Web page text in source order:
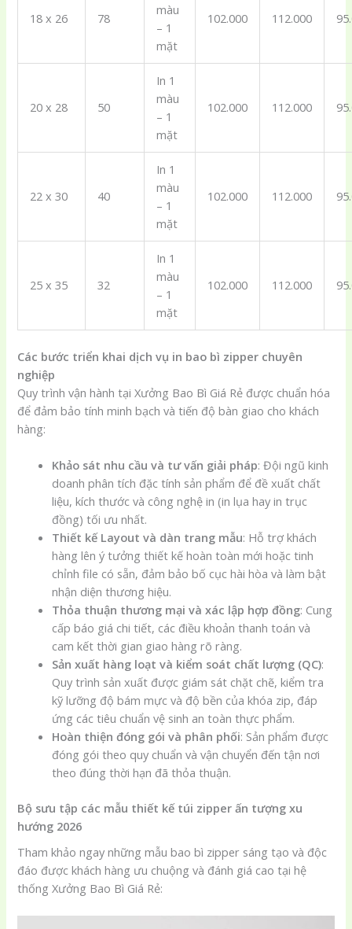
18 x 26 78
màu
– 1
mặt
102.000 112.000
20 x 28 50
In 1
màu
– 1
mặt
102.000 112.000
22 x 30 40
In 1
màu
– 1
mặt
102.000 112.000
25 x 35 32
In 1
màu
– 1
mặt
102.000 112.000
Các bước triển khai dịch vụ in bao bì zipper chuyên
nghiệp
Quy trình vận hành tại Xưởng Bao Bì Giá Rẻ được chuẩn hóa
để đảm bảo tính minh bạch và tiến độ bàn giao cho khách
hàng:
Khảo sát nhu cầu và tư vấn giải pháp: Đội ngũ kinh
doanh phân tích đặc tính sản phẩm để đề xuất chất
liệu, kích thước và công nghệ in (in lụa hay in trục
đồng) tối ưu nhất.
Thiết kế Layout và dàn trang mẫu: Hỗ trợ khách
hàng lên ý tưởng thiết kế hoàn toàn mới hoặc tinh
chỉnh file có sẵn, đảm bảo bố cục hài hòa và làm bật
nhận diện thương hiệu.
Thỏa thuận thương mại và xác lập hợp đồng: Cung
cấp báo giá chi tiết, các điều khoản thanh toán và
cam kết thời gian giao hàng rõ ràng.
Sản xuất hàng loạt và kiểm soát chất lượng (QC):
Quy trình sản xuất được giám sát chặt chẽ, kiểm tra
kỹ lưỡng độ bám mực và độ bền của khóa zip, đáp
ứng các tiêu chuẩn vệ sinh an toàn thực phẩm.
Hoàn thiện đóng gói và phân phối: Sản phẩm được
đóng gói theo quy chuẩn và vận chuyển đến tận nơi
theo đúng thời hạn đã thỏa thuận.
Bộ sưu tập các mẫu thiết kế túi zipper ấn tượng xu
hướng 2026
Tham khảo ngay những mẫu bao bì zipper sáng tạo và độc
đáo được khách hàng ưu chuộng và đánh giá cao tại hệ
thống Xưởng Bao Bì Giá Rẻ: